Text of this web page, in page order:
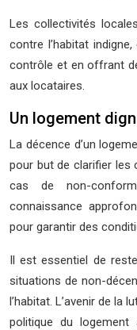
Les collectivités
contre l’habitat
contrôle et en offrant
aux locataires.
Un logement
La décence d’un
pour but de clarifier les
cas de non-
connaissance
pour garantir des
Il est essentiel de
situations de non-
l’habitat. L’avenir de la
politique du